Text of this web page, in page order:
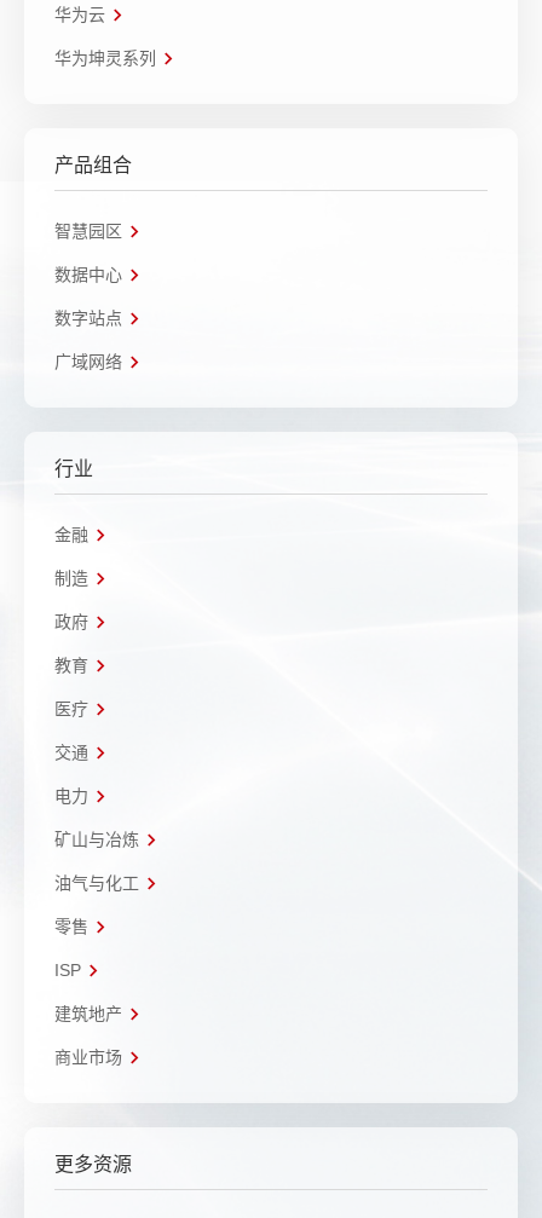
华为云
华为坤灵系列
产品组合
智慧园区
数据中心
数字站点
广域网络
行业
金融
制造
政府
教育
医疗
交通
电力
矿山与冶炼
油气与化工
零售
ISP
建筑地产
商业市场
更多资源